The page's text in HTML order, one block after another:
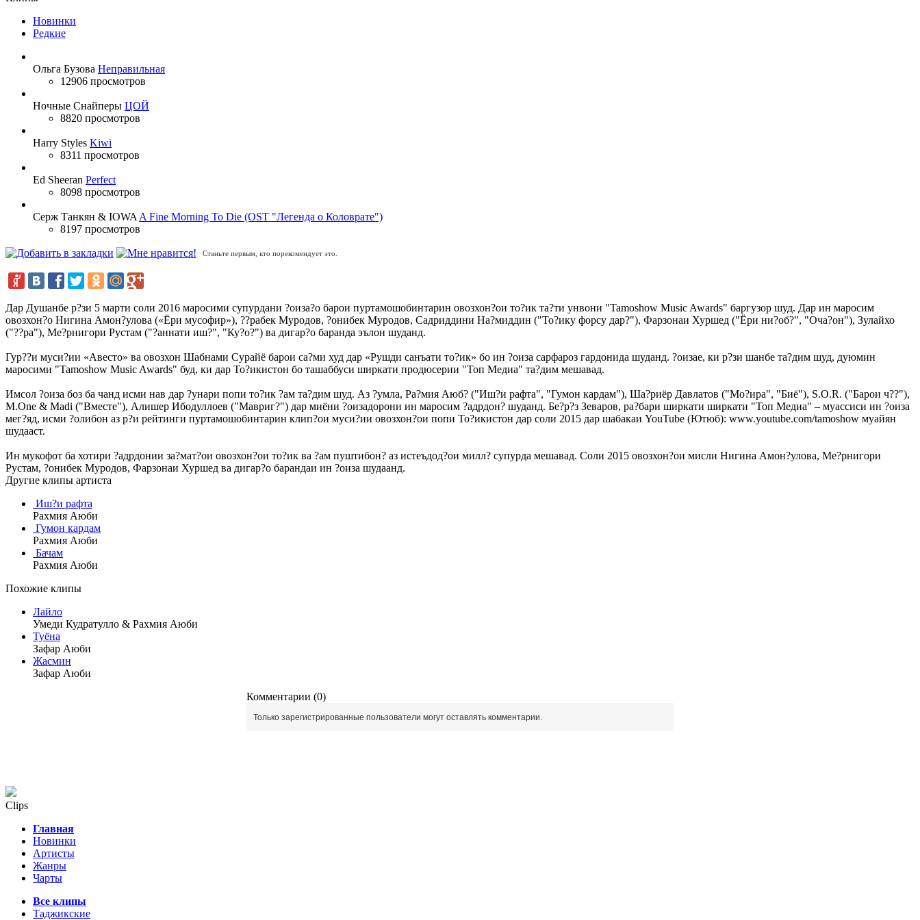
Новинки
Редкие
Ольга Бузова Неправильная
12906 просмотров
Ночные Снайперы ЦОЙ
8820 просмотров
Harry Styles Kiwi
8311 просмотров
Ed Sheeran Perfect
8098 просмотров
Серж Танкян & IOWA A Fine Morning To Die (OST "Легенда о Коловрате")
8197 просмотров
Станьте первым, кто порекомендует это.
Дар Душанбе р?зи 5 марти соли 2016 маросими супурдани ?оиза?о барои пуртамошобинтарин овозхон?ои то?ик та?ти унвони "Tamoshow Music Awards" баргузор шуд. Дар ин маросим
овозхон?о Нигина Амон?улова («Ёри мусофир»), ??рабек Муродов, ?онибек Муродов, Садриддини На?миддин ("То?ику форсу дар?"), Фарзонаи Хуршед ("Ёри ни?об?", "Оча?он"), Зулайхо
("??ра"), Ме?рнигори Рустам ("?аннати иш?", "Ку?о?") ва дигар?о баранда эълон шуданд.
Гур??и муси?ии «Авесто» ва овозхон Шабнами Сурайё барои са?ми худ дар «Рушди санъати то?ик» бо ин ?оиза сарфароз гардонида шуданд. ?оизае, ки р?зи шанбе та?дим шуд, дуюмин
маросими "Tamoshow Music Awards" буд, ки дар То?икистон бо ташаббуси ширкати продюсерии "Топ Медиа" та?дим мешавад.
Имсол ?оиза боз ба чанд исми нав дар ?унари попи то?ик ?ам та?дим шуд. Аз ?умла, Ра?мия Аюб? ("Иш?и рафта", "Гумон кардам"), Ша?риёр Давлатов ("Мо?ира", "Биё"), S.O.R. ("Барои ч??"),
M.One & Madi ("Вместе"), Алишер Ибодуллоев ("Мавриг?") дар миёни ?оизадорони ин маросим ?адрдон? шуданд. Бе?р?з Зеваров, ра?бари ширкати ширкати "Топ Медиа" – муассиси ин ?оиза
мег?яд, исми ?олибон аз р?и рейтинги пуртамошобинтарин клип?ои муси?ии овозхон?ои попи То?икистон дар соли 2015 дар шабакаи YouTube (Ютюб): www.youtube.com/tamoshow муайян
шудааст.
Ин мукофот ба хотири ?адрдонии за?мат?ои овозхон?ои то?ик ва ?ам пуштибон? аз истеъдод?ои милл? супурда мешавад. Соли 2015 овозхон?ои мисли Нигина Амон?улова, Ме?рнигори
Рустам, ?онибек Муродов, Фарзонаи Хуршед ва дигар?о барандаи ин ?оиза шудаанд.
Другие клипы артиста
Иш?и рафта
Рахмия Аюби
Гумон кардам
Рахмия Аюби
Бачам
Рахмия Аюби
Похожие клипы
Лайло
Умеди Кудратулло & Рахмия Аюби
Туёна
Зафар Аюби
Жасмин
Зафар Аюби
Комментарии (0)
Только зарегистрированные пользователи могут оставлять комментарии.
Clips
Главная
Новинки
Артисты
Жанры
Чарты
Все клипы
Таджикские